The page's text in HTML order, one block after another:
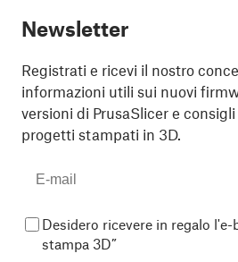
Newsletter
Registrati e ricevi il nostro
informazioni utili sui nuovi
versioni di PrusaSlicer e
progetti stampati in 3D.
Desidero ricevere in regalo l'e-
stampa 3D”